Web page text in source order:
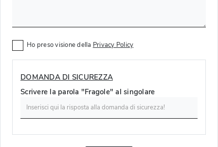
Ho preso visione della Privacy Policy
DOMANDA DI SICUREZZA
Scrivere la parola "Fragole" al singolare